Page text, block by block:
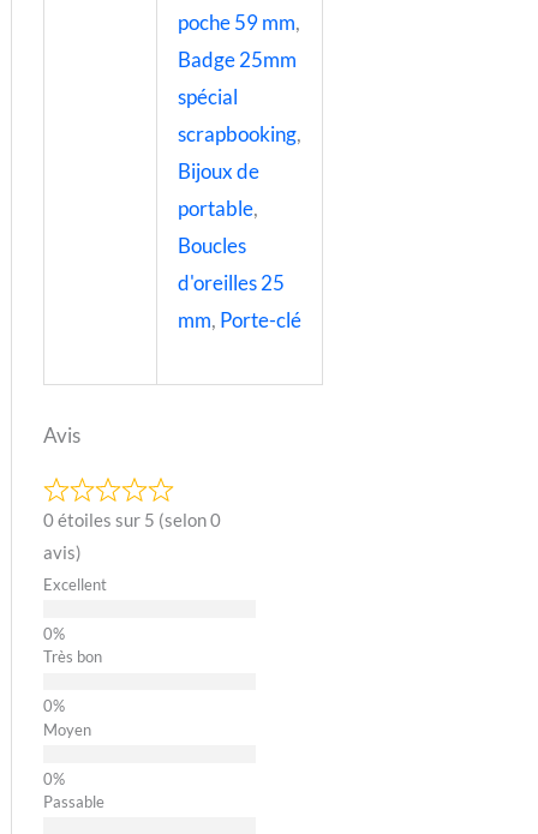
poche 59 mm,
Badge 25mm
spécial
scrapbooking,
Bijoux de
portable,
Boucles
d'oreilles 25
mm, Porte-clé
Avis
0 étoiles sur 5 (selon 0
avis)
Excellent
Très bon
Moyen
Passable